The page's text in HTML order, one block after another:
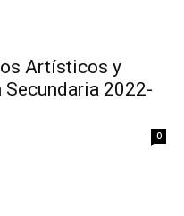
Artísticos y
2022-
0